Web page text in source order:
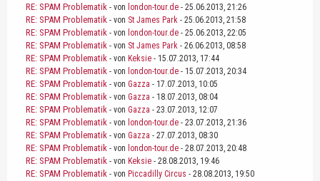
RE: SPAM Problematik - von london-tour.de - 25.06.2013, 21:26
RE: SPAM Problematik - von St James Park - 25.06.2013, 21:58
RE: SPAM Problematik - von london-tour.de - 25.06.2013, 22:05
RE: SPAM Problematik - von St James Park - 26.06.2013, 08:58
RE: SPAM Problematik - von Keksie - 15.07.2013, 17:44
RE: SPAM Problematik - von london-tour.de - 15.07.2013, 20:34
RE: SPAM Problematik - von Gazza - 17.07.2013, 10:05
RE: SPAM Problematik - von Gazza - 18.07.2013, 08:04
RE: SPAM Problematik - von Gazza - 23.07.2013, 12:07
RE: SPAM Problematik - von london-tour.de - 23.07.2013, 21:36
RE: SPAM Problematik - von Gazza - 27.07.2013, 08:30
RE: SPAM Problematik - von london-tour.de - 28.07.2013, 20:48
RE: SPAM Problematik - von Keksie - 28.08.2013, 19:46
RE: SPAM Problematik - von Piccadilly Circus - 28.08.2013, 19:50